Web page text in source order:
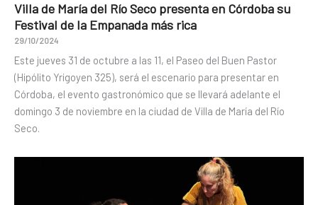
Villa de María del Río Seco presenta en Córdoba su
Festival de la Empanada más rica
29/10/2024
Este jueves 31 de octubre a las 11, el Paseo del Buen Pastor
(Hipólito Yrigoyen 325), será el escenario para presentar en
Córdoba, el evento gastronómico que se llevará adelante el
domingo 3 de noviembre en la ciudad de Villa de María del Río
Seco.